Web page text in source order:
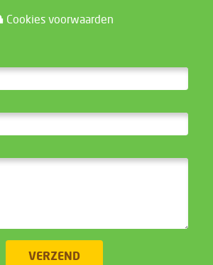
Cookies voorwaarden
VERZEND